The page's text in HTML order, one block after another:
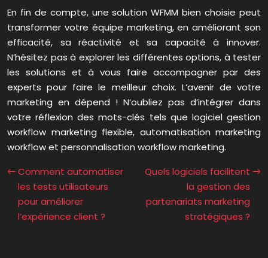
En fin de compte, une solution WFMM bien choisie peut
transformer votre équipe marketing, en améliorant son
efficacité, sa réactivité et sa capacité à innover.
N’hésitez pas à explorer les différentes options, à tester
les solutions et à vous faire accompagner par des
experts pour faire le meilleur choix. L’avenir de votre
marketing en dépend ! N’oubliez pas d’intégrer dans
votre réflexion des mots-clés tels que logiciel gestion
workflow marketing flexible, automatisation marketing
workflow et personnalisation workflow marketing.
Comment automatiser
les tests utilisateurs
pour améliorer
l’expérience client ?
Quels logiciels facilitent
la gestion des
partenariats marketing
stratégiques ?